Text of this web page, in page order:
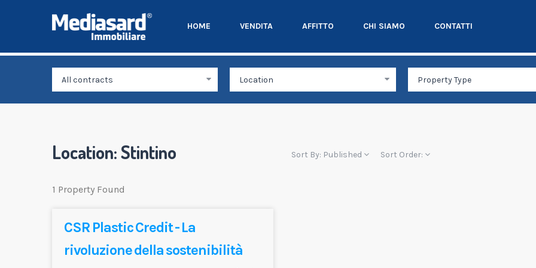
HOME VENDITA AFFITTO CHI SIAMO CONTATTI
Location:Stintino Sort By: Published Sort Order:
1 Property Found
CSR Plastic Credit - La
rivoluzione della sostenibilità